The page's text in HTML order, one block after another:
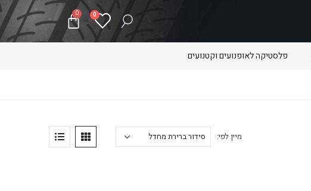
0
0
פלסטיקה לאופנועים וקטנועים
מיין לפי: